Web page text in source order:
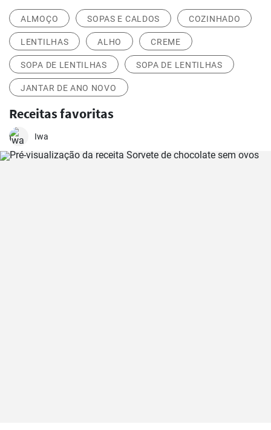
ALMOÇO SOPAS E CALDOS COZINHADO
LENTILHAS ALHO CREME
SOPA DE LENTILHAS SOPA DE LENTILHAS
JANTAR DE ANO NOVO
Receitas favoritas
Iwa